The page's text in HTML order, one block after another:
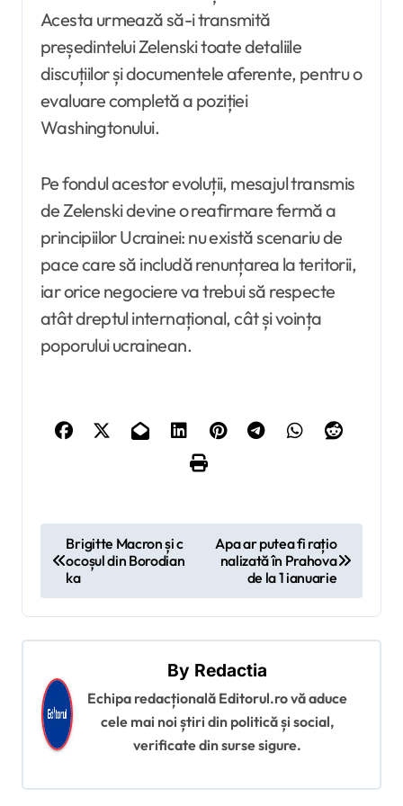
Acesta urmează să-i transmită
președintelui Zelenski toate detaliile
discuțiilor și documentele aferente, pentru o
evaluare completă a poziției
Washingtonului.
Pe fondul acestor evoluții, mesajul transmis
de Zelenski devine o reafirmare fermă a
principiilor Ucrainei: nu există scenariu de
pace care să includă renunțarea la teritorii,
iar orice negociere va trebui să respecte
atât dreptul internațional, cât și voința
poporului ucrainean.
v
i
a
r
e
Brigitte Macron și c
ocoșul din Borodian
ka
Apa ar putea fi rațio
nalizată în Prahova
de la 1 ianuarie
By Redactia
Echipa redacțională Editorul.ro vă aduce
cele mai noi știri din politică și social,
verificate din surse sigure.